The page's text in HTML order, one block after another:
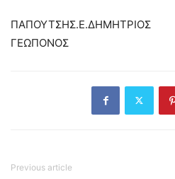
ΠΑΠΟΥΤΣΗΣ.Ε.ΔΗΜΗΤΡΙΟΣ
ΓΕΩΠΟΝΟΣ
Previous article